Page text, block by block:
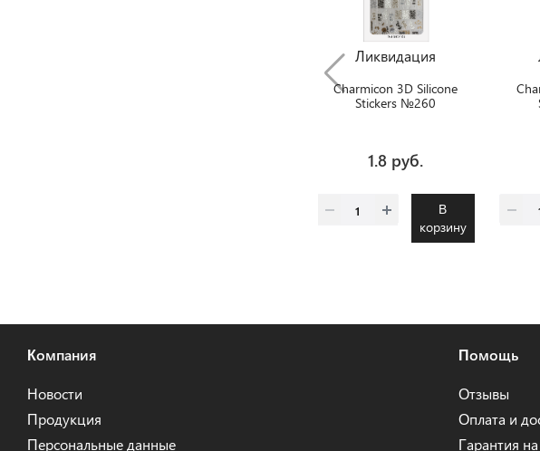
Ликвидация
Charmicon 3D Silicone
Stickers №260
1.8 руб.
В
корзину
Компания
Новости
Продукция
Персональные данные
Помощь
Отзывы
Оплата и
Гарантия